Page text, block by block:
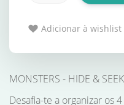
Adicionar à wishlist
MONSTERS - HIDE & SEEK
Desafia-te a organizar os